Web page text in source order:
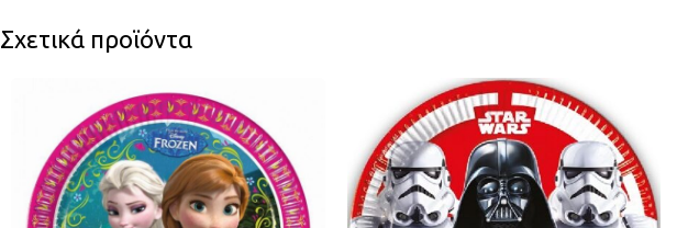
Σχετικά προϊόντα